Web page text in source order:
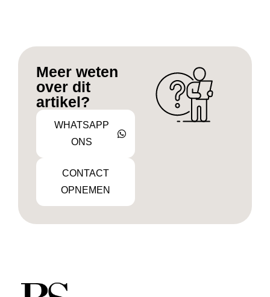
Meer weten
over dit
artikel?
WHATSAPP
ONS
CONTACT
OPNEMEN